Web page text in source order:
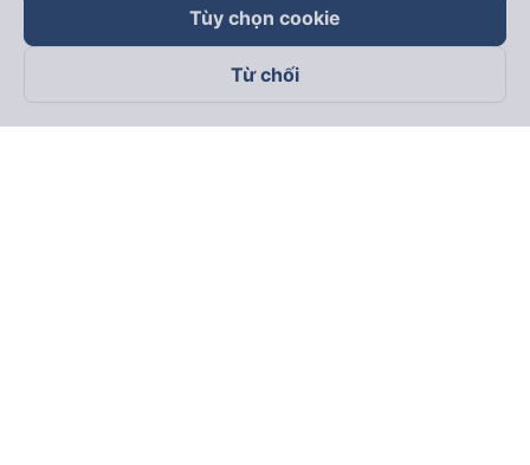
Theo dõi chúng tôi trên
Tùy chọn cookie
Từ chối